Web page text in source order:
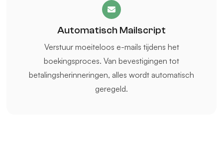
Automatisch Mailscript
Verstuur moeiteloos e-mails tijdens het
boekingsproces. Van bevestigingen tot
betalingsherinneringen, alles wordt automatisch
geregeld.